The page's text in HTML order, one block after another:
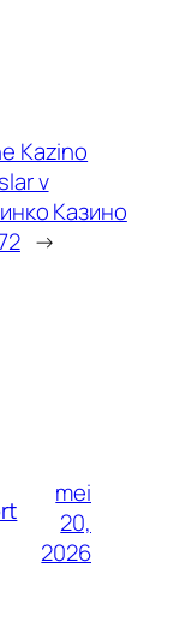
Kazino
v
Казино
→
mei
20,
2026